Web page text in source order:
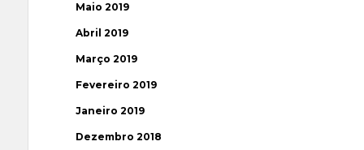
Maio 2019
Abril 2019
Março 2019
Fevereiro 2019
Janeiro 2019
Dezembro 2018